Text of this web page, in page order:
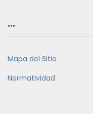
…
Mapa del Sitio
Normatividad